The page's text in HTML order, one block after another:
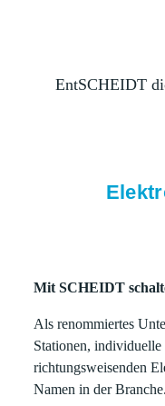
EntSCHEIDT
Mit SCHEIDT
Als renommiertes
Stationen,
richtungsweisenden
Namen in der